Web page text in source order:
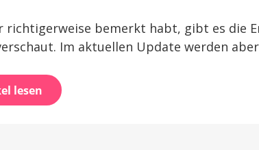
richtigerweise bemerkt habt, gibt es die
Im aktuellen Update werden
lesen